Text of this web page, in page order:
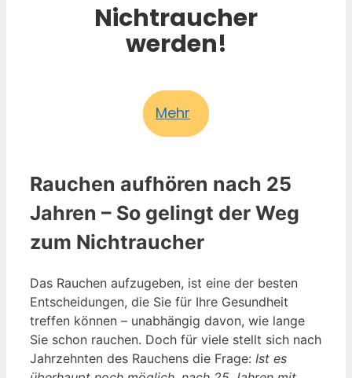
Nichtraucher
werden!
Mehr
Rauchen aufhören nach 25
Jahren – So gelingt der Weg
zum Nichtraucher
Das Rauchen aufzugeben, ist eine der besten
Entscheidungen, die Sie für Ihre Gesundheit
treffen können – unabhängig davon, wie lange
Sie schon rauchen. Doch für viele stellt sich nach
Jahrzehnten des Rauchens die Frage: Ist es